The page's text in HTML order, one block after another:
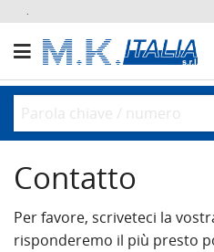
.
Contatto
Per favore, scriveteci la
risponderemo il più presto